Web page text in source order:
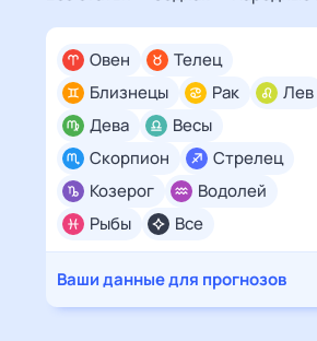
Все
Овен
Телец
Близнецы
Рак
Лев
Дева
Весы
Скорпион
Стрелец
Козерог
Водолей
Рыбы
Ваши данные для прогнозов